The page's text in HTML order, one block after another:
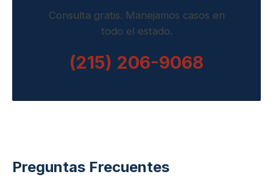
Consulta gratis. Manejamos casos en
todo el estado.
(215) 206-9068
Preguntas Frecuentes